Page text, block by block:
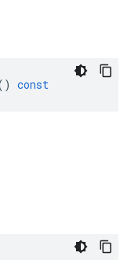
const